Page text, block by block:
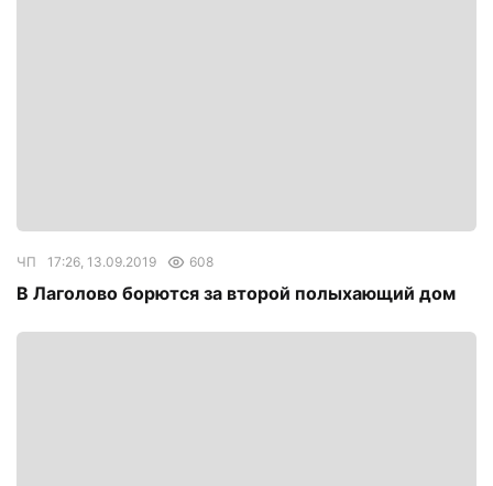
ЧП 17:26, 13.09.2019 608
В Лаголово борются за второй полыхающий дом